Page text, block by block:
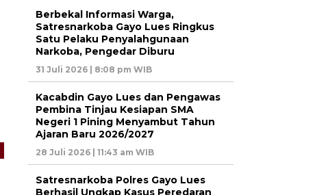
Berbekal Informasi Warga,
Satresnarkoba Gayo Lues Ringkus
Satu Pelaku Penyalahgunaan
Narkoba, Pengedar Diburu
31 Juli 2026 | 8:08 pm WIB
Kacabdin Gayo Lues dan Pengawas
Pembina Tinjau Kesiapan SMA
Negeri 1 Pining Menyambut Tahun
Ajaran Baru 2026/2027
28 Juli 2026 | 11:43 am WIB
Satresnarkoba Polres Gayo Lues
Berhasil Ungkap Kasus Peredaran